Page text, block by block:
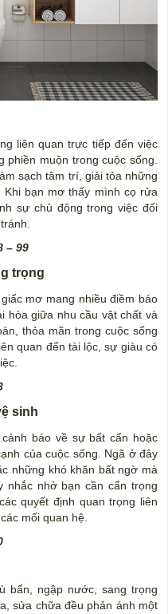
liên quan trực tiếp đến việc
muộn trong cuộc sống.
sạch tâm trí, giải tỏa những
bạn mơ thấy mình cọ rửa
sự chủ động trong việc đối
– 99
trọng
mơ mang nhiều điềm báo
hòa giữa nhu cầu vật chất và
thỏa mãn trong cuộc sống
quan đến tài lộc, sự giàu có
sinh
báo về sự bất cẩn hoặc
của cuộc sống. Ngã ở đây
những khó khăn bất ngờ mà
nhắc nhở bạn cần cẩn trọng
quyết định quan trọng liên
mối quan hệ.
bẩn, ngập nước, sang trọng
sửa chữa đều phản ánh một